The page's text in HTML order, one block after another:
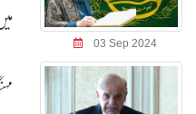
03 Sep 2024